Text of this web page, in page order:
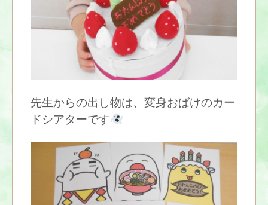
先生からの出し物は、変身おばけのカー
ドシアターです